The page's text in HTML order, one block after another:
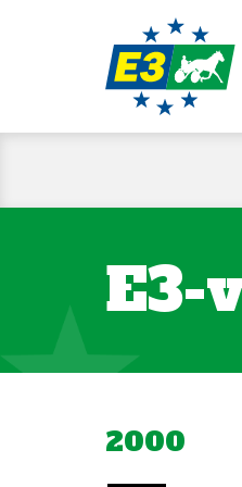
E3-
2000